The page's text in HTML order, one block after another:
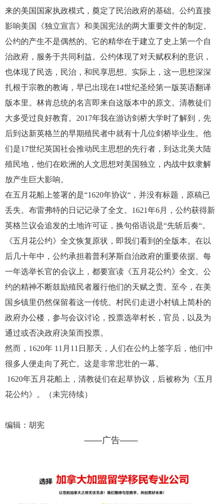
来的美国国家执政模式，奠定了民治政府的基础。公约直接
影响美国《独立宣言》和美国宪法的两大重要文件的制定。
公约的产生不是偶然的。它的精华在于建立了史上第一个自
治政府，服务于共同利益。公约体现了对天赋权利的意识，
也体现了民选，民治，和民享思想。实际上，这一思想深深
扎根于宗教的教诲，早已出现在14世纪圣经第一版英语翻译
版本里。林肯总统的名言即来自这版本中的原文。清教徒们
大多受过良好教育。2017年我在游访剑桥大学时了解到，先
后到达新英格兰的早期殖民者中就有十几位剑桥毕业生。他
们是17世纪英国社会推动民主思想的先行者，到达北美大陆
殖民地，他们在欧洲的人文思想对美国独立，内战中奴隶解
放产生巨大影响。
在五月花船上签署的是“1620年协议“，并没有标题，原稿已
丢失。布雷弗特的日记记录了全文。1621年6月，公约获得新
英格兰议会追发的土地许可证，换句俗语说是“先斩后奏“。
《五月花公约》全文恢复原状，即我们看到的全版本。在以
后几十年中，公约承担着普利茅斯自治政府的重要依据。每
一年选举长官的会议上，都要宣读《五月花公约》全文。公
约的精神不断鼓励殖民者履行他们的天赋之责。至今，在美
国乡镇里仍然保留着这一传统。村民们走进小村镇上简朴的
政府办公楼，参与会议讨论，投票选举村长，官员，以及为
通过或否决政府决策而投票。
然而，1620年 11月11日那天，人们在公约上签字后，他们中
很多人便走向了死亡。这是非常悲壮的一幕。
1620年五月花船上，清教徒们在起草协议，后被称为《五月
花公约》。（未完待续）
编辑：胡宪
——广告——